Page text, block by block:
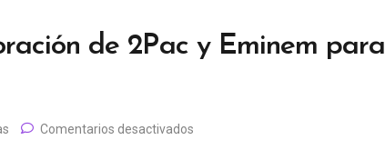
de 2Pac y Eminem para
Comentarios desactivados